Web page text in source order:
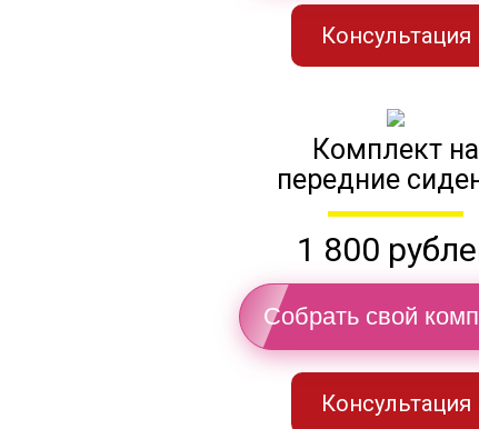
Консультация
Комплект на
передние
1 800
Собрать свой
Консультация